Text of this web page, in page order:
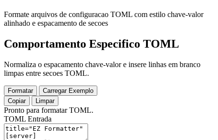
Formate arquivos de configuracao TOML com estilo chave-valor
alinhado e espacamento de secoes
Comportamento Especifico TOML
Normaliza o espacamento chave-valor e insere linhas em branco
limpas entre secoes TOML.
Formatar
Carregar Exemplo
Copiar
Limpar
Pronto para formatar TOML.
TOML Entrada